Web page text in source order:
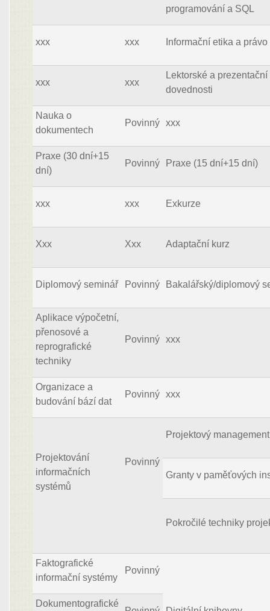
programování a SQL
xxx xxx Informační etika a právo
xxx xxx
Lektorské a prezentační
dovednosti
Nauka o
dokumentech
Povinný xxx
Praxe (30 dní+15
dní)
Povinný Praxe (15 dní+15 dní)
xxx xxx Exkurze
Xxx Xxx Adaptační kurz
Diplomový seminář Povinný Bakalářský/diplomový
Aplikace výpočetní,
přenosové a
reprografické
techniky
Povinný xxx
Organizace a
budování bází dat
Povinný xxx
Projektování
informačních
systémů
Povinný
Projektový management
Granty v paměťových
Pokročilé techniky
Faktografické
informační systémy
Povinný
Dokumentografické